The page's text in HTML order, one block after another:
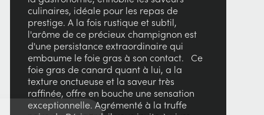
culinaires, idéale pour les repas de
prestige. A la fois rustique et subtil,
l'arôme de ce précieux champignon est
d'une persistance extraordinaire qui
embaume le foie gras à son contact. Ce
foie gras de canard quant à lui, a la
texture onctueuse et la saveur très
raffinée, offre en bouche une sensation
exceptionnelle. Agrémenté à la truffe